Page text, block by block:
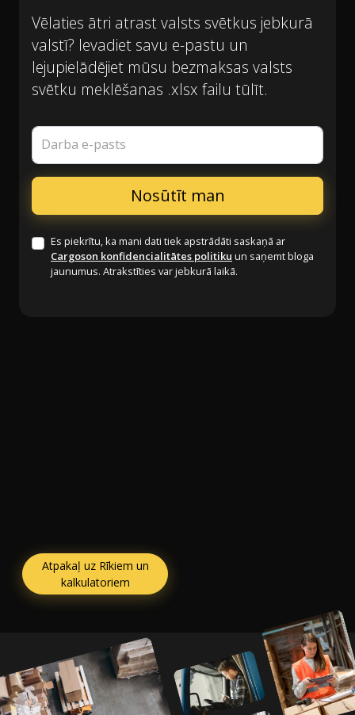
Vēlaties ātri atrast valsts svētkus jebkurā
valstī? Ievadiet savu e-pastu un
lejupielādējiet mūsu bezmaksas valsts
svētku meklēšanas .xlsx failu tūlīt.
Darba e-pasts
Es piekrītu, ka mani dati tiek apstrādāti saskaņā ar
Cargoson konfidencialitātes politiku un saņemt bloga
jaunumus. Atrakstīties var jebkurā laikā.
Atpakaļ uz Rīkiem un
kalkulatoriem